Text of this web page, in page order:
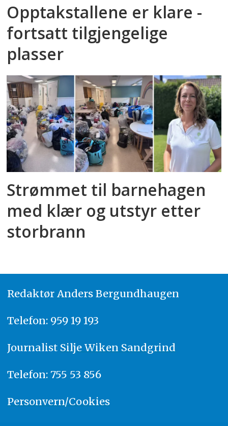
Opptakstallene er klare -
fortsatt tilgjengelige
plasser
Strømmet til barnehagen
med klær og utstyr etter
storbrann
Redaktør Anders Bergundhaugen
Telefon: 959 19 193
Journalist Silje Wiken Sandgrind
Telefon: 755 53 856
Personvern/Cookies